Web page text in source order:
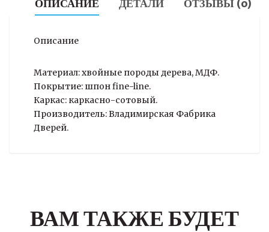
ОПИСАНИЕ ДЕТАЛИ ОТЗЫВЫ (0)
Описание
Материал: хвойные породы дерева, МДФ.
Покрытие: шпон fine-line.
Каркас: каркасно-сотовый.
Производитель: Владимирская Фабрика
Дверей.
ВАМ ТАКЖЕ БУДЕТ